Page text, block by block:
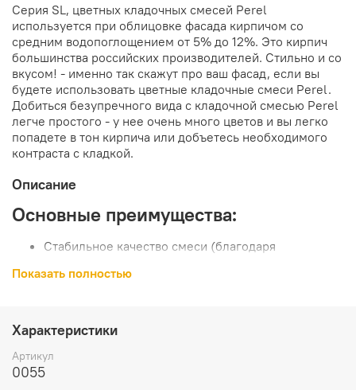
Серия SL, цветных кладочных смесей Perel
используется при облицовке фасада кирпичом со
средним водопоглощением от 5% до 12%. Это кирпич
большинства российских производителей. Стильно и со
вкусом! - именно так скажут про ваш фасад, если вы
будете использовать цветные кладочные смеси Perel.
Добиться безупречного вида с кладочной смесью Perel
легче простого - у нее очень много цветов и вы легко
попадете в тон кирпича или добъетесь необходимого
контраста с кладкой.
Описание
Основные преимущества:
Стабильное качество смеси (благодаря
Легкое приготовление и использование раствора;
Быстрый набор прочности
Температура применения:
Показать полностью
Характеристики
Артикул
0055